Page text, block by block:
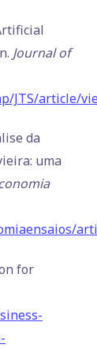
Journal of
JTS/article/
da
uma
for